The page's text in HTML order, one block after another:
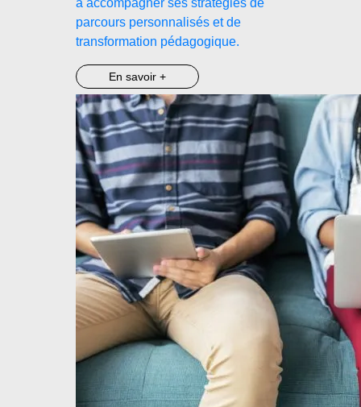
à accompagner ses stratégies de
parcours personnalisés et de
transformation pédagogique.
En savoir +